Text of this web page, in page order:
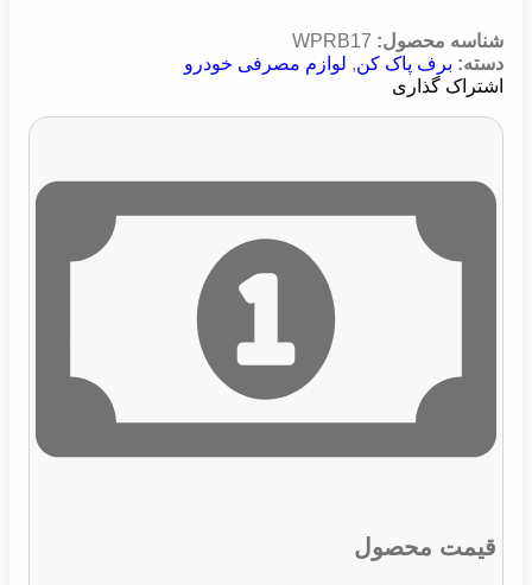
شناسه محصول: WPRB17
دسته: برف پاک کن, لوازم مصرفی خودرو
اشتراک گذاری
قیمت محصول